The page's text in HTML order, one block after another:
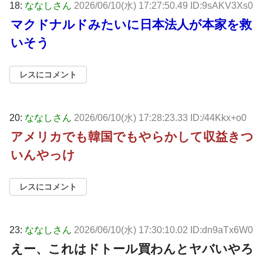
18: ななしさん 2026/06/10(水) 17:27:50.49 ID:9sAKV3Xs0
マクドナルドみたいに日本法人が本家を救
いそう
レスにコメント
20: ななしさん 2026/06/10(水) 17:28:23.33 ID:/44Kkx+o0
アメリカでも韓国でもやらかして収益きつ
いんやっけ
レスにコメント
23: ななしさん 2026/06/10(水) 17:30:10.02 ID:dn9aTx6W0
えー、これはドトール買わんとヤバいやろ